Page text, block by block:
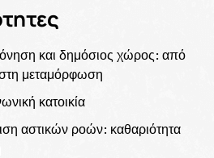
και δημόσιος χώρος: από
μεταμόρφωση
κατοικία
αστικών ροών: καθαριότητα